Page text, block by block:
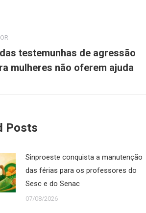
testemunhas de agressão
mulheres não oferem ajuda
Posts
Sinproeste conquista a manutenção
das férias para os professores do
Sesc e do Senac
07/08/2026